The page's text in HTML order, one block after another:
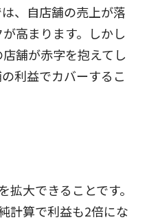
、自店舗の売上が落
高まります。しかし
舗が赤字を抱えてし
利益でカバーするこ
大できることです。
計算で利益も2倍にな